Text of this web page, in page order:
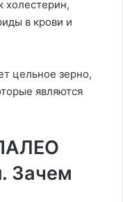
холестерин,
в крови и
цельное зерно,
являются
Зачем